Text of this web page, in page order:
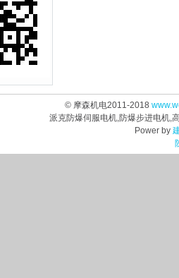
© 摩森机电2011-2018
派克防爆伺服电机,防爆步进电机,
Power by